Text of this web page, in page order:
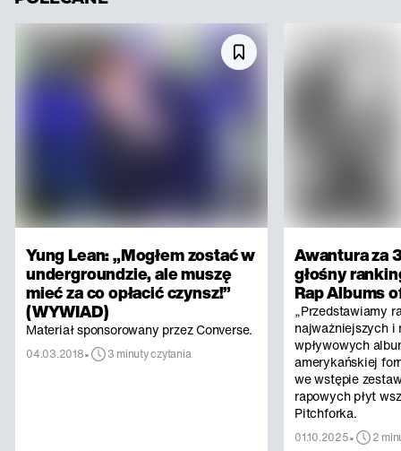
Yung Lean: „Mogłem zostać w
undergroundzie, ale muszę
mieć za co opłacić czynsz!”
(WYWIAD)
Materiał sponsorowany przez Converse.
04.03.2018• 3 minuty czytania
Awantura za
głośny
Rap Albums
„Przedstawiamy
najważniejszych i
wpływowych
amerykańskiej
we wstępie
rapowych płyt
Pitchforka.
01.10.2025•
2